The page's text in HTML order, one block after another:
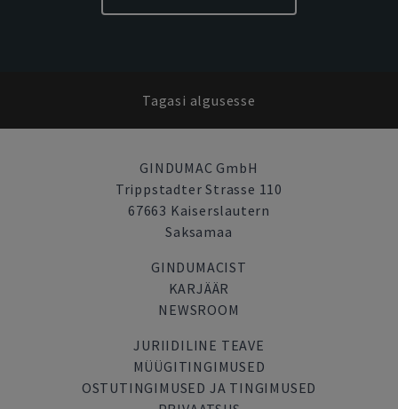
Tagasi algusesse
GINDUMAC GmbH
Trippstadter Strasse 110
67663 Kaiserslautern
Saksamaa
GINDUMACIST
KARJÄÄR
NEWSROOM
JURIIDILINE TEAVE
MÜÜGITINGIMUSED
OSTUTINGIMUSED JA TINGIMUSED